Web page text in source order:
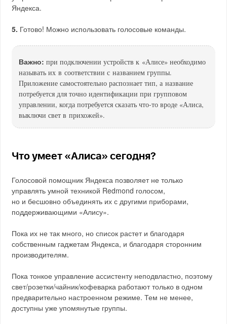
Яндекса.
5. Готово! Можно использовать голосовые команды.
Важно: при подключении устройств к «Алисе» необходимо
называть их в соответствии с названием группы.
Приложение самостоятельно распознает тип, а название
потребуется для точно идентификации при групповом
управлении, когда потребуется сказать что-то вроде «Алиса,
выключи свет в прихожей».
Что умеет «Алиса» сегодня?
Голосовой помощник Яндекса позволяет не только
управлять умной техникой Redmond голосом,
но и бесшовно объединять их с другими приборами,
поддерживающими «Алису».
Пока их не так много, но список растет и благодаря
собственным гаджетам Яндекса, и благодаря сторонним
производителям.
Пока тонкое управление ассистенту неподвластно, поэтому
свет/розетки/чайник/кофеварка работают только в одном
предварительно настроенном режиме. Тем не менее,
доступны уже упомянутые группы.